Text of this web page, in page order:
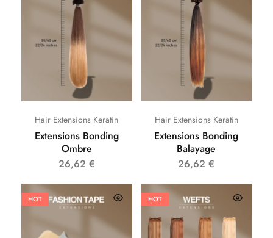
Hair Extensions Keratin
Extensions Bonding
Ombre
26,62 €
Hair Extensions Keratin
Extensions Bonding
Balayage
26,62€
HOT HOT